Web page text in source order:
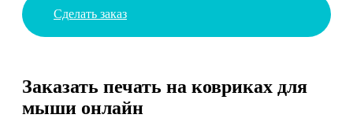
Сделать заказ
Заказать печать на ковриках для
мыши онлайн